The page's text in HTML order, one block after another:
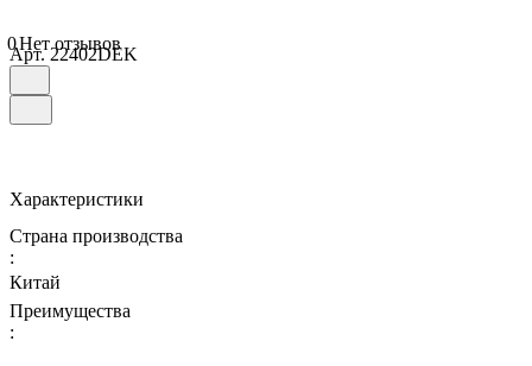
0Нет отзывов
Арт.22402DEK
Характеристики
Страна производства
:
Китай
Преимущества
: